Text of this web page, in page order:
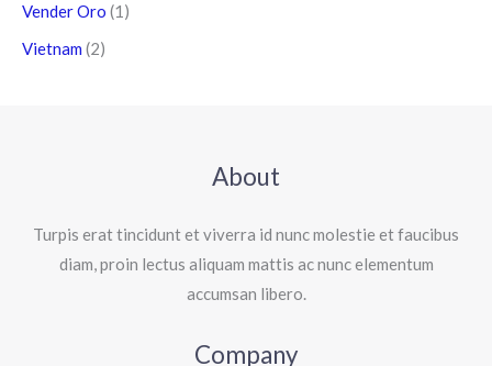
Vender Oro (1)
Vietnam (2)
About
Turpis erat tincidunt et viverra id nunc molestie et faucibus
diam, proin lectus aliquam mattis ac nunc elementum
accumsan libero.
Company